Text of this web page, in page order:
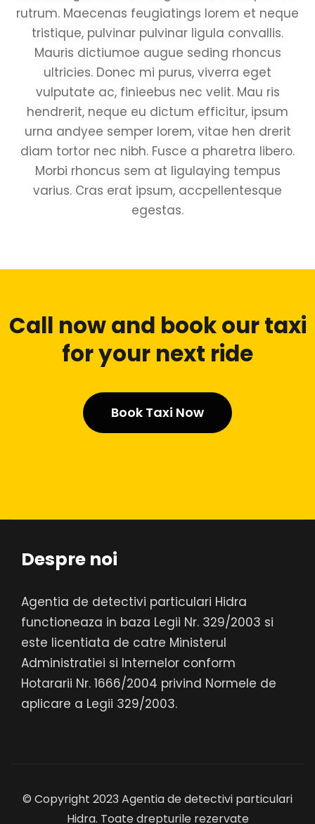
rutrum. Maecenas feugiatings lorem et neque
tristique, pulvinar pulvinar ligula convallis.
Mauris dictiumoe augue seding rhoncus
ultricies. Donec mi purus, viverra eget
vulputate ac, finieebus nec velit. Mau ris
hendrerit, neque eu dictum efficitur, ipsum
urna andyee semper lorem, vitae hen drerit
diam tortor nec nibh. Fusce a pharetra libero.
Morbi rhoncus sem at ligulaying tempus
varius. Cras erat ipsum, accpellentesque
egestas.
Call now and book our taxi
for your next ride
Book Taxi Now
Despre noi
Agentia de detectivi particulari Hidra
functioneaza in baza Legii Nr. 329/2003 si
este licentiata de catre Ministerul
Administratiei si Internelor conform
Hotararii Nr. 1666/2004 privind Normele de
aplicare a Legii 329/2003.
© Copyright 2023 Agentia de detectivi particulari
Hidra. Toate drepturile rezervate